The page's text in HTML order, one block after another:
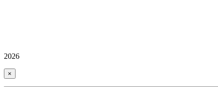
2026
×